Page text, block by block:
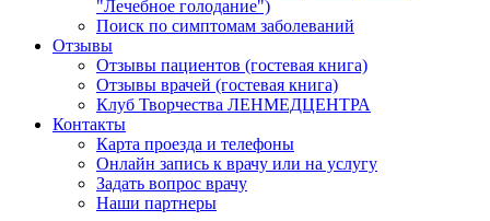
"Лечебное голодание")
Поиск по симптомам заболеваний
Отзывы
Отзывы пациентов (гостевая книга)
Отзывы врачей (гостевая книга)
Клуб Творчества ЛЕНМЕДЦЕНТРА
Контакты
Карта проезда и телефоны
Онлайн запись к врачу или на услугу
Задать вопрос врачу
Наши партнеры